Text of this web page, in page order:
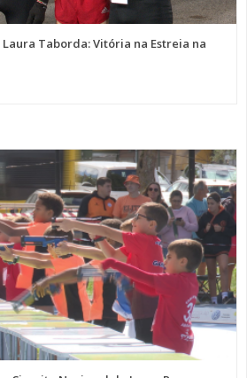
Taborda: Vitória na Estreia na